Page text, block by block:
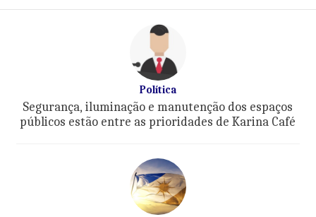
Política
Segurança, iluminação e manutenção dos espaços
públicos estão entre as prioridades de Karina Café